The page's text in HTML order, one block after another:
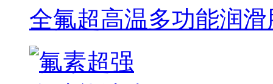
全氟超高温多功能润滑